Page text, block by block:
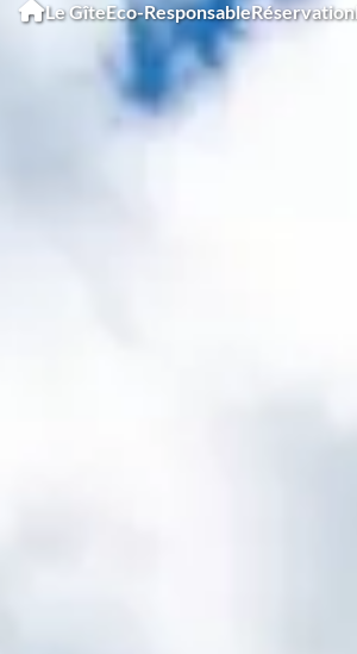
Le GîteEco-ResponsableRéservation